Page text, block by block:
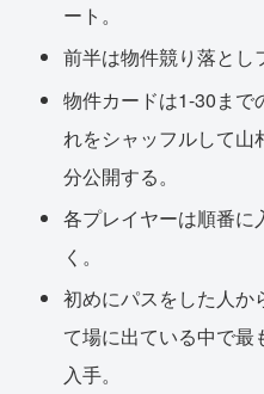
ート。
前半は物件競り落とし
物件カードは1-30まで
れをシャッフルして山
分公開する。
各プレイヤーは順番に
く。
初めにパスをした人か
て場に出ている中で最
入手。